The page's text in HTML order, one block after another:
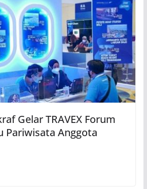
Gelar TRAVEX Forum
Pariwisata Anggota